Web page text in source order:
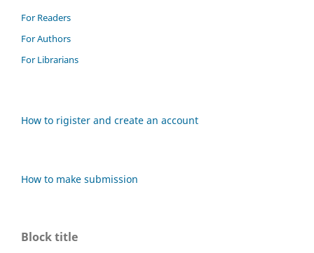
For Readers
For Authors
For Librarians
How to rigister and create an account
How to make submission
Block title